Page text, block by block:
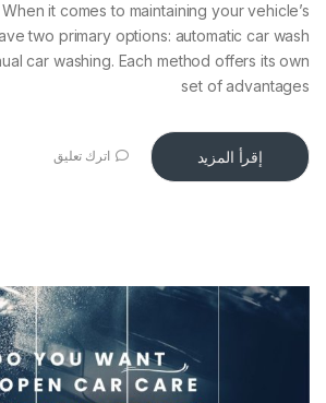
it comes to maintaining your vehicle’s
two primary options: automatic car wash
car washing. Each method offers its own
set of advantages
إقرأ المزيد اترك تعليق